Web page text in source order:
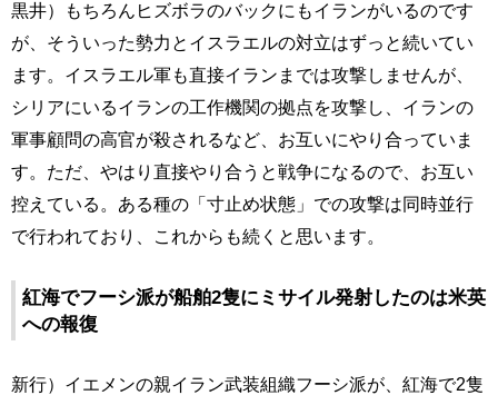
黒井）もちろんヒズボラのバックにもイランがいるのです
が、そういった勢力とイスラエルの対立はずっと続いてい
ます。イスラエル軍も直接イランまでは攻撃しませんが、
シリアにいるイランの工作機関の拠点を攻撃し、イランの
軍事顧問の高官が殺されるなど、お互いにやり合っていま
す。ただ、やはり直接やり合うと戦争になるので、お互い
控えている。ある種の「寸止め状態」での攻撃は同時並行
で行われており、これからも続くと思います。
紅海でフーシ派が船舶2隻にミサイル発射したのは米英
への報復
新行）イエメンの親イラン武装組織フーシ派が、紅海で2隻